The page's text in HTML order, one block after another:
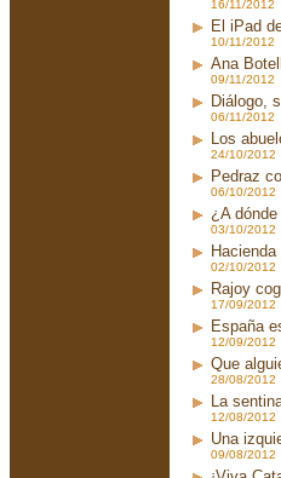
16/11/
El iPad
10/11/2012
Ana
09/11/
Diálogo,
06/11/
Los
24/10/
Pedraz
06/10/
¿A
03/10/
Hacienda
02/10/
Rajoy
17/09/
España
12/09/
Que
28/08/
La
12/08/
Una
09/08/